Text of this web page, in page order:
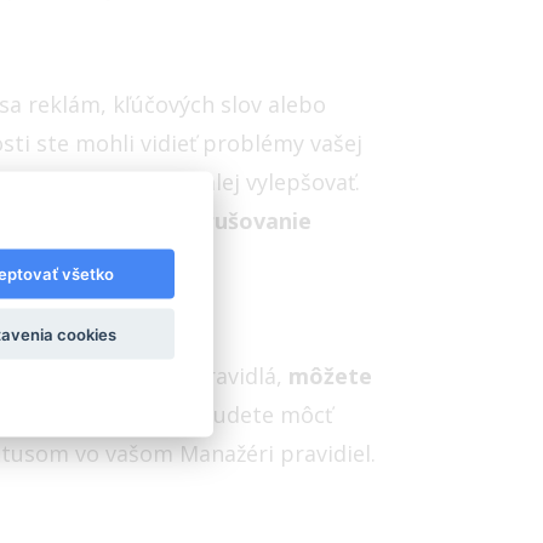
reklám, kľúčových slov alebo
ste mohli vidieť problémy vašej
sa bude aj naďalej vylepšovať.
upozornený na porušovanie
reklamy.
účet porušujú pravidlá, môžete
nastala chyba. Vy budete môcť
vo vašom Manažéri pravidiel.
všetko
cookies